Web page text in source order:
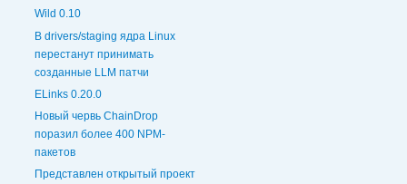
Wild 0.10
В drivers/staging ядра Linux
перестанут принимать
созданные LLM патчи
ELinks 0.20.0
Новый червь ChainDrop
поразил более 400 NPM-
пакетов
Представлен открытый проект